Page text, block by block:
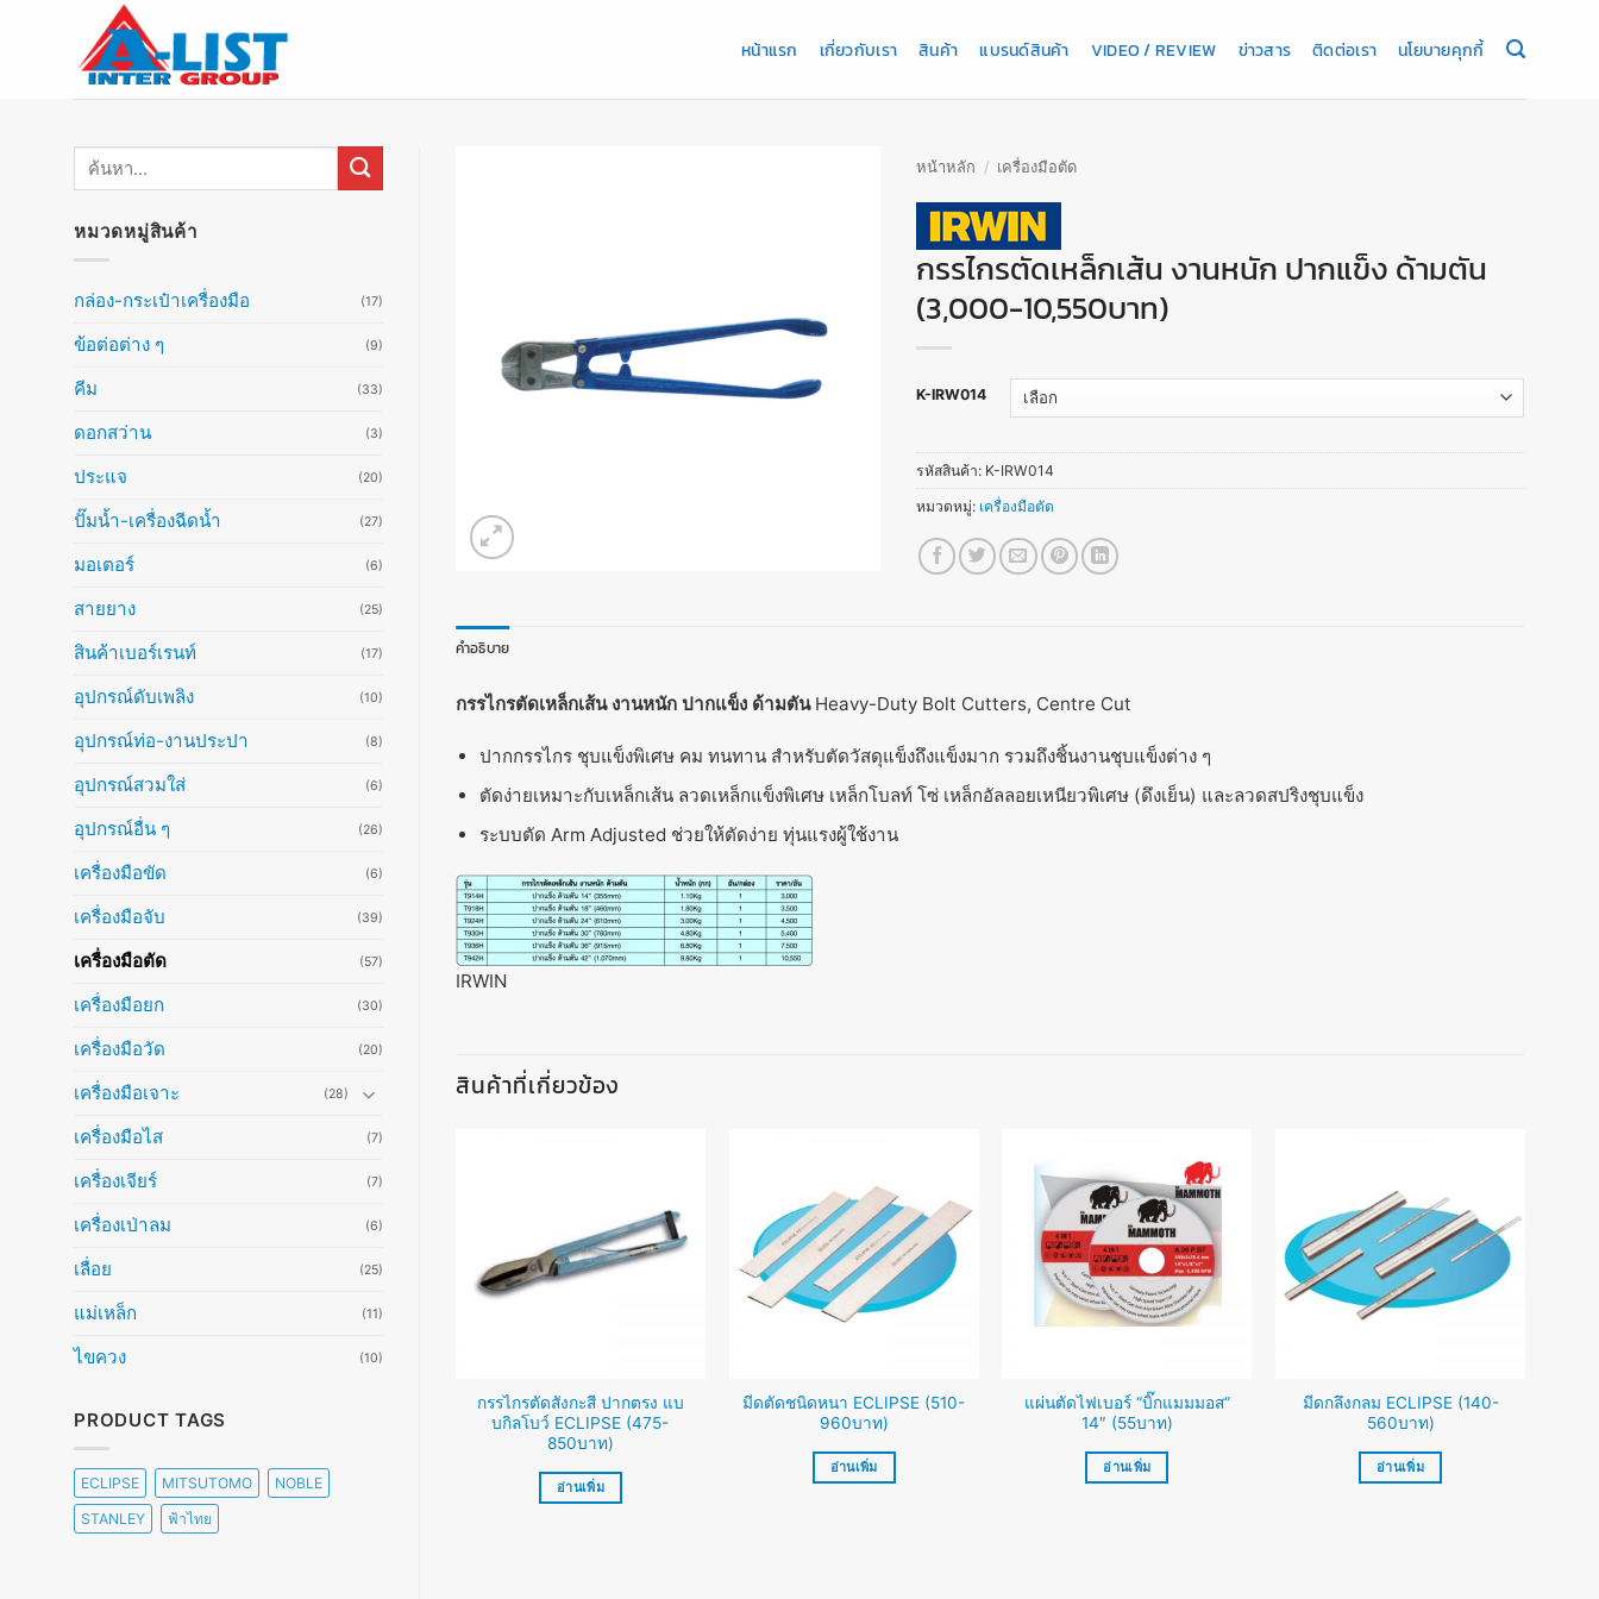
หน้าแรก เกี่ยวกับเรา สินค้า แบรนด์สินค้า VIDEO / REVIEW ข่าวสาร ติดต่อเรา นโยบายคุกกี้
ค้นหา:
หมวดหมู่สินค้า
กล่อง-กระเป๋าเครื่องมือ (17)
ข้อต่อต่าง ๆ (9)
คีม (33)
ดอกสว่าน (3)
ประแจ (20)
ปั๊มน้ำ-เครื่องฉีดน้ำ (27)
มอเตอร์ (6)
สายยาง (25)
สินค้าเบอร์เรนท์ (17)
อุปกรณ์ดับเพลิง (10)
อุปกรณ์ท่อ-งานประปา (8)
อุปกรณ์สวมใส่ (6)
อุปกรณ์อื่น ๆ (26)
เครื่องมือขัด (6)
เครื่องมือจับ (39)
เครื่องมือตัด (57)
เครื่องมือยก (30)
เครื่องมือวัด (20)
เครื่องมือเจาะ (28)
เครื่องมือไส (7)
เครื่องเจียร์ (7)
เครื่องเป่าลม (6)
เลื่อย (25)
แม่เหล็ก (11)
ไขควง (10)
PRODUCT TAGS
ECLIPSE MITSUTOMO
NOBLE
STANLEY
ฟ้าไทย
หน้าหลัก / เครื่องมือตัด
กรรไกรตัดเหล็กเส้น งานหนัก ปากแข็ง ด้ามตัน
(3,000-10,550บาท)
K-IRW014
รหัสสินค้า: K-IRW014
หมวดหมู่: เครื่องมือตัด
คำอธิบาย
กรรไกรตัดเหล็กเส้น งานหนัก ปากแข็ง ด้ามตันHeavy-Duty Bolt Cutters, Centre Cut
ปากกรรไกร ชุบแข็งพิเศษ คม ทนทาน สำหรับตัดวัสดุแข็งถึงแข็งมาก รวมถึงชิ้นงานชุบแข็งต่าง ๆ
ตัดง่ายเหมาะกับเหล็กเส้น ลวดเหล็กแข็งพิเศษ เหล็กโบลท์ โซ่ เหล็กอัลลอยเหนียวพิเศษ (ดึงเย็น) และลวดสปริงชุบแข็ง
ระบบตัด Arm Adjusted ช่วยให้ตัดง่าย ทุ่นแรงผู้ใช้งาน
IRWIN
สินค้าที่เกี่ยวข้อง
กรรไกรตัดสังกะสี ปากตรง แบ
บกิลโบว์ ECLIPSE (475-
850บาท)
อ่านเพิ่ม
มีดตัดชนิดหนา ECLIPSE (510-
960บาท)
อ่านเพิ่ม
แผ่นตัดไฟเบอร์ “บิ๊กแมมมอส”
14″ (55บาท)
อ่านเพิ่ม
มีดกลึงกลม ECLIPSE (140-
560บาท)
อ่านเพิ่ม
อ่านเพิ่ม